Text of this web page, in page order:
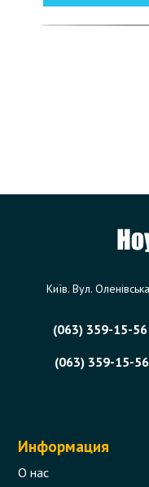
Київ. Вул.
(063) 359-15-56
(063) 359-15-56
Информация
О нас